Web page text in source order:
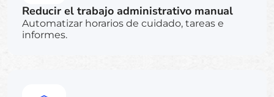
Reducir el trabajo administrativo manual
Automatizar horarios de cuidado, tareas e
informes.